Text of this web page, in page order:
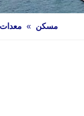
مسكن » معدات